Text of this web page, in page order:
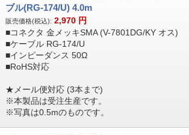
ブル(RG-174/U) 4.0m
販売価格(税込): 2,970 円
■コネクタ 金メッキSMA (V-7801DG/KY オス)
■ケーブル RG-174/U
■インピーダンス 50Ω
■RoHS対応
★メール便対応 (3本まで)
※本製品は受注生産です。
※写真は0.5mのものです。